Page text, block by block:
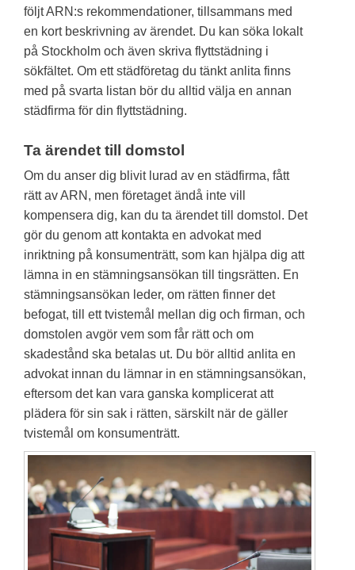
följt ARN:s rekommendationer, tillsammans med
en kort beskrivning av ärendet. Du kan söka lokalt
på Stockholm och även skriva flyttstädning i
sökfältet. Om ett städföretag du tänkt anlita finns
med på svarta listan bör du alltid välja en annan
städfirma för din flyttstädning.
Ta ärendet till domstol
Om du anser dig blivit lurad av en städfirma, fått
rätt av ARN, men företaget ändå inte vill
kompensera dig, kan du ta ärendet till domstol. Det
gör du genom att kontakta en advokat med
inriktning på konsumenträtt, som kan hjälpa dig att
lämna in en stämningsansökan till tingsrätten. En
stämningsansökan leder, om rätten finner det
befogat, till ett tvistemål mellan dig och firman, och
domstolen avgör vem som får rätt och om
skadestånd ska betalas ut. Du bör alltid anlita en
advokat innan du lämnar in en stämningsansökan,
eftersom det kan vara ganska komplicerat att
plädera för sin sak i rätten, särskilt när de gäller
tvistemål om konsumenträtt.